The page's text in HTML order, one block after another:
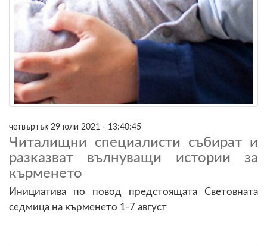
четвъртък 29 юли 2021 - 13:40:45
Читалищни специалисти събират и
разказват вълнуващи истории за
кърменето
Инициатива по повод предстоящата Световната
седмица на кърменето 1-7 август